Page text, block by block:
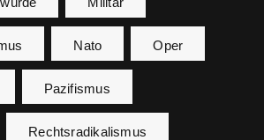
Nato Oper
Pazifismus
Rechtsradikalismus